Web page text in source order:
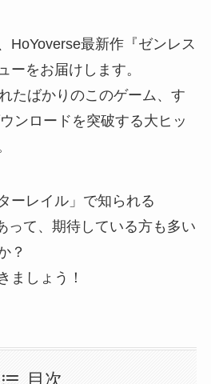
HoYoverse最新作『ゼンレス
ーをお届けします。
たばかりのこのゲーム、す
ンロードを突破する大ヒッ
ーレイル」で知られる
って、期待している方も多い
？
ましょう！